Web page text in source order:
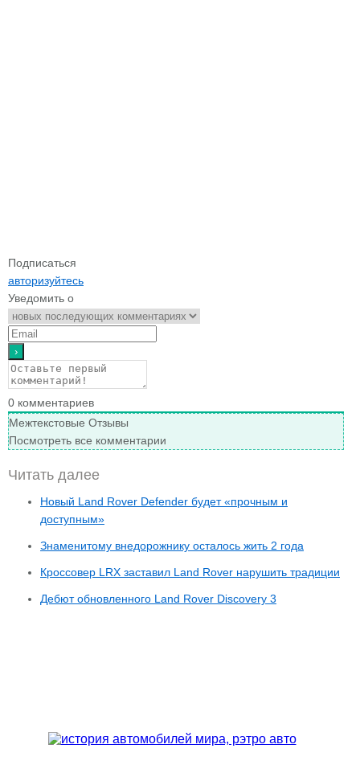
Подписаться
авторизуйтесь
Уведомить о
0 комментариев
Межтекстовые Отзывы
Посмотреть все комментарии
Читать далее
Новый Land Rover Defender будет «прочным и
доступным»
Знаменитому внедорожнику осталось жить 2 года
Кроссовер LRX заставил Land Rover нарушить традиции
Дебют обновленного Land Rover Discovery 3